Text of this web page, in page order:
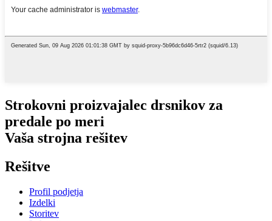
Strokovni proizvajalec drsnikov za
predale po meri
Vaša strojna rešitev
Rešitve
Profil podjetja
Izdelki
Storitev